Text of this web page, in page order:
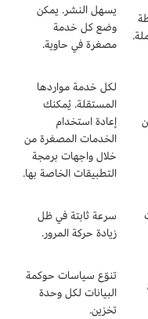
يسهل النشر. يمكن
وضع كل خدمة
مصغرة في حاوية.
لكل خدمة مواردها
المستقلة. يُمكنك
إعادة استخدام
الخدمات المصغرة من
خلال واجهات برمجة
التطبيقات الخاصة بها.
سرعة ثابتة في ظل
زيادة حركة المرور.
تنوّع سياسات حوكمة
البيانات لكل وحدة
تخزين.